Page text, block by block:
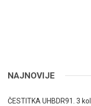
NAJNOVIJE
ČESTITKA UHBDR91. 3